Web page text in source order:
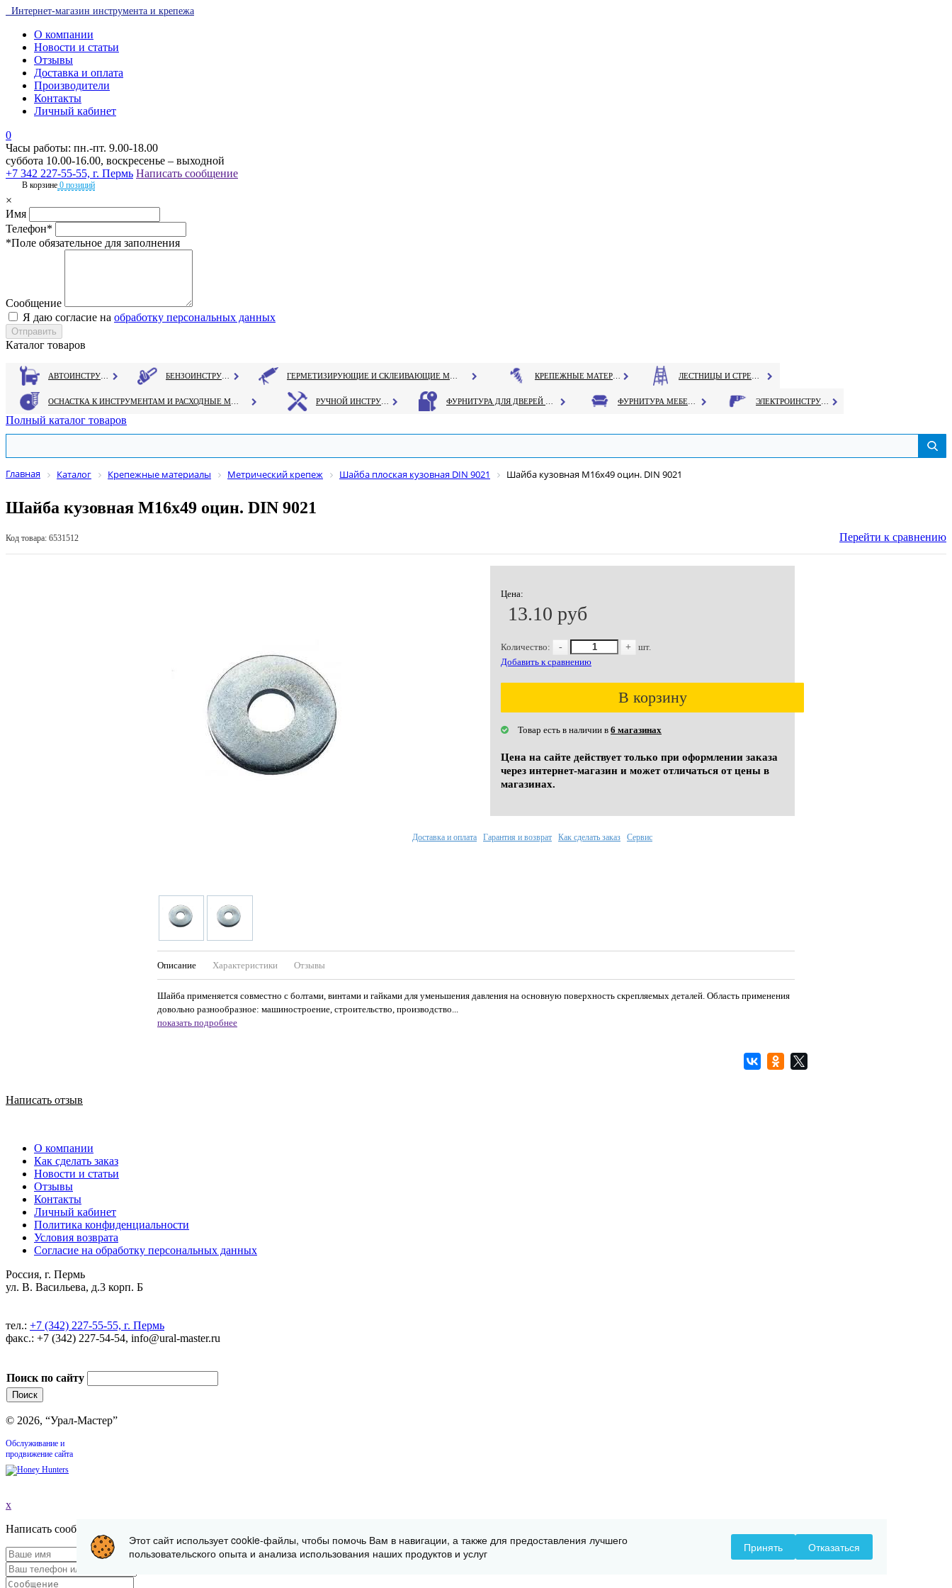
Интернет-магазин инструмента и крепежа
О компании
Новости и статьи
Отзывы
Доставка и оплата
Производители
Контакты
Личный кабинет
0
Часы работы: пн.-пт. 9.00-18.00
суббота 10.00-16.00, воскресенье – выходной
+7 342 227-55-55, г. Пермь Написать сообщение
В корзине 0 позиций
×
Имя
Телефон*
*Поле обязательное для заполнения
Сообщение
Я даю согласие на обработку персональных данных
Каталог товаров
Полный каталог товаров
Главная Каталог Крепежные материалы Метрический крепеж Шайба плоская кузовная DIN 9021 Шайба кузовная М16х49 оцин. DIN 9021
Шайба кузовная М16х49 оцин. DIN 9021
Код товара: 6531512 Перейти к сравнению
Цена:
13.10 руб
Количество: - +
шт.
Добавить к сравнению
В корзину
Товар есть в наличии в 6 магазинах
Цена на сайте действует только при оформлении заказа
через интернет-магазин и может отличаться от цены в
магазинах.
Описание Характеристики Отзывы
Шайба применяется совместно с болтами, винтами и гайками для уменьшения давления на основную поверхность скрепляемых деталей. Область применения
довольно разнообразное: машиностроение, строительство, производство...
показать подробнее
Доставка и оплата Гарантия и возврат Как сделать заказ Сервис
Написать отзыв
О компании
Как сделать заказ
Новости и статьи
Отзывы
Контакты
Личный кабинет
Политика конфиденциальности
Условия возврата
Согласие на обработку персональных данных
Россия, г. Пермь
ул. В. Васильева, д.3 корп. Б
тел.: +7 (342) 227-55-55, г. Пермь
факс.: +7 (342) 227-54-54, info@ural-master.ru
Поиск по сайту
© 2026, “Урал-Мастер”
Обслуживание и
продвижение сайта
x
Написать сообщение
Этот сайт использует cookie-файлы, чтобы помочь Вам в навигации, а также для предоставления лучшего
пользовательского опыта и анализа использования наших продуктов и услуг
Принять Отказаться